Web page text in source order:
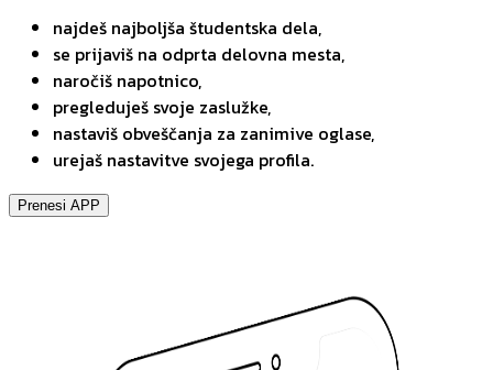
najdeš najboljša študentska dela,
se prijaviš na odprta delovna mesta,
naročiš napotnico,
pregleduješ svoje zaslužke,
nastaviš obveščanja za zanimive oglase,
urejaš nastavitve svojega profila.
Prenesi APP